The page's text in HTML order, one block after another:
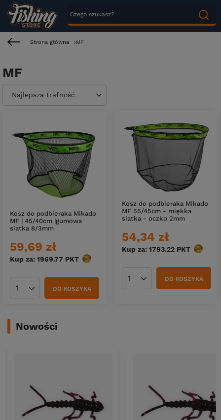
Strona główna MF
MF
Zmień sortowanie
Najlepsza trafność
Kosz do podbieraka Mikado
MF | 45/40cm |gumowa
siatka 8/3mm
59,69 zł
Kup za: 1969.77 PKT punktów
Ilość produktówDO KOSZYKA
Kosz do podbieraka Mikado
MF 55/45cm - miękka
siatka - oczko 2mm
54,34 zł
Kup za: 1793.22 PKT punktów
Ilość produktówDO KOSZYKA
Nowości